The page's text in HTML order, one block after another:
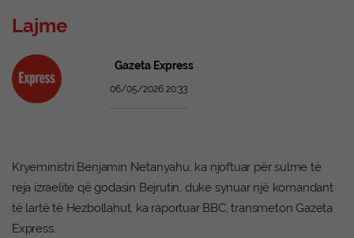
Lajme
Gazeta Express
06/05/2026 20:33
Kryeministri Benjamin Netanyahu, ka njoftuar për sulme të
reja izraelite që godasin Bejrutin, duke synuar një komandant
të lartë të Hezbollahut, ka raportuar BBC, transmeton Gazeta
Express.